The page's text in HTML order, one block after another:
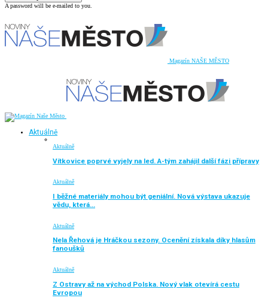
A password will be e-mailed to you.
Magazín NAŠE MĚSTO
Aktuálně
Aktuálně
Vítkovice poprvé vyjely na led. A-tým zahájil další fázi přípravy
Aktuálně
I běžné materiály mohou být geniální. Nová výstava ukazuje
vědu, která…
Aktuálně
Nela Řehová je Hráčkou sezony. Ocenění získala díky hlasům
fanoušků
Aktuálně
Z Ostravy až na východ Polska. Nový vlak otevírá cestu
Evropou